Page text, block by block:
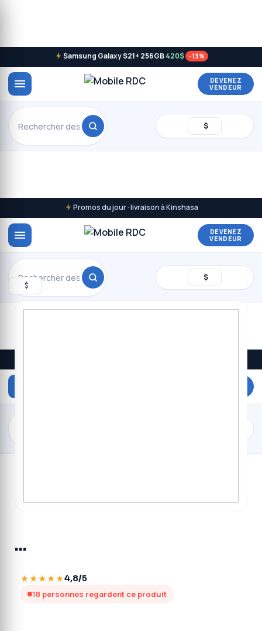
Samsung Galaxy S21+ 256GB 420$ -13%
DEVENEZ
VENDEUR
$
Promos du jour · livraison à Kinshasa
DEVENEZ
VENDEUR
$
Rechercher
$
…
★★★★★4,8/5
18 personnes regardent ce produit